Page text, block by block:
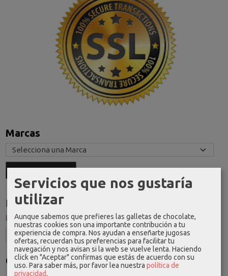
Marcas
Idioma
Costes de Envío
Servicios que nos gustaría
utilizar
Aunque sabemos que prefieres las galletas de chocolate,
nuestras cookies son una importante contribución a tu
experiencia de compra. Nos ayudan a enseñarte jugosas
ofertas, recuerdan tus preferencias para facilitar tu
navegación y nos avisan si la web se vuelve lenta. Haciendo
click en "Aceptar" confirmas que estás de acuerdo con su
uso. Para saber más, por favor lea nuestra política de
privacidad.